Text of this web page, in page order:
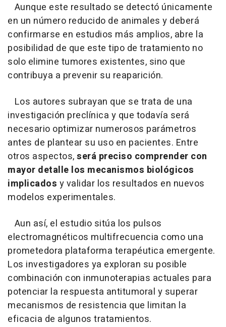
Aunque este resultado se detectó únicamente
en un número reducido de animales y deberá
confirmarse en estudios más amplios, abre la
posibilidad de que este tipo de tratamiento no
solo elimine tumores existentes, sino que
contribuya a prevenir su reaparición.
Los autores subrayan que se trata de una
investigación preclínica y que todavía será
necesario optimizar numerosos parámetros
antes de plantear su uso en pacientes. Entre
otros aspectos,será preciso comprender con
mayor detalle los mecanismos biológicos
implicados y validar los resultados en nuevos
modelos experimentales.
Aun así, el estudio sitúa los pulsos
electromagnéticos multifrecuencia como una
prometedora plataforma terapéutica emergente.
Los investigadores ya exploran su posible
combinación con inmunoterapias actuales para
potenciar la respuesta antitumoral y superar
mecanismos de resistencia que limitan la
eficacia de algunos tratamientos.